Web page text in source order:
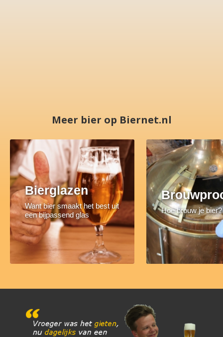
Meer bier op Biernet.nl
Bierglazen
Want bier smaakt het best uit
een bijpassend glas
Hoe brouw je bier?